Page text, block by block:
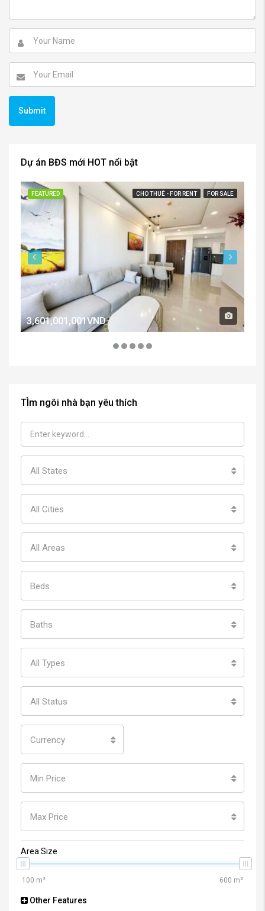
Dự án BĐS mới HOT nổi bật
FEATURED CHO THUÊ - FOR RENT FOR SALE
3,601,001,001VND
TÌm ngôi nhà bạn yêu thích
All States
All Cities
All Areas
Beds
Baths
All Types
All Status
Currency
Min Price
Max Price
Area Size
Other Features